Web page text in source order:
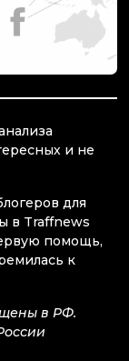
и не
для
в Traffnews
помощь,
к
в РФ.